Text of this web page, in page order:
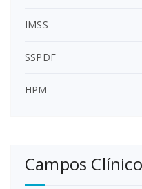
IMSS
SSPDF
HPM
Campos